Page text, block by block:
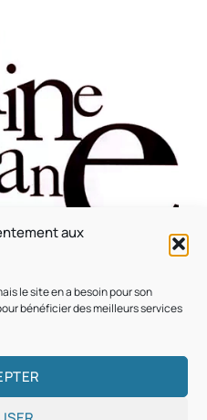
aux
le site en a besoin pour son
bénéficier des meilleurs services